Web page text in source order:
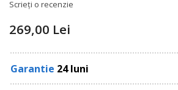
images
Scrieți o recenzie
269,00 Lei
Garantie 24 luni